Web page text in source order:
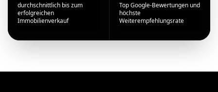
durchschnittlich bis zum
erfolgreichen
Immobilienverkauf
Top Google-Bewertungen und
höchste
Weiterempfehlungsrate